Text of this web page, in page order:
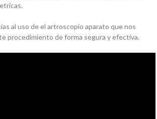
al uso de el artroscopio aparato que nos
procedimiento de forma segura y efectiva.